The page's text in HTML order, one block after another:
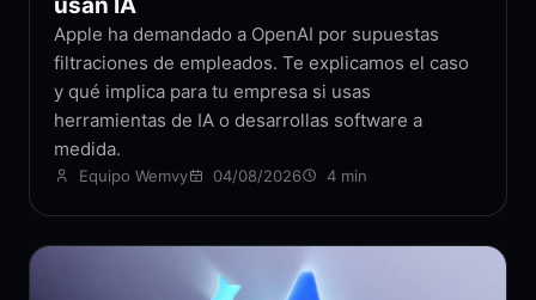
Apple ha demandado a OpenAI por supuestas
filtraciones de empleados. Te explicamos el caso
y qué implica para tu empresa si usas
herramientas de IA o desarrollas software a
medida.
Equipo Wemvy 04/08/2026 4 min